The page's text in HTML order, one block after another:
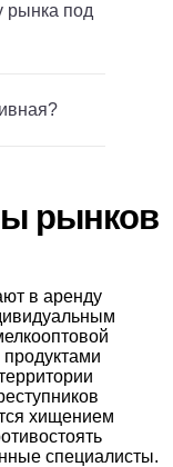
рынка под
рынков
в аренду
хищением
специалисты.